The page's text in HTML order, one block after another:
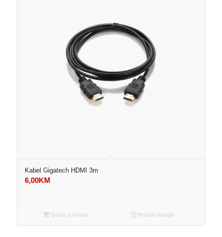
Kabel Gigatech HDMI 3m
6,00KM
Dodaj u korpu Pokaži detalje